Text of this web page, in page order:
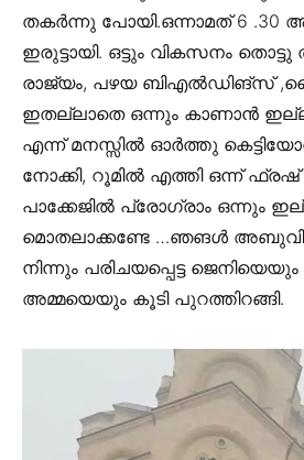
തകർന്നു പോയി.ഒന്നാമത് 6 .30
ഇരുട്ടായി. ഒട്ടും വികസനം തൊട്ടു
രാജ്യം, പഴയ ബിഎൽഡിങ്‌സ്
ഇതല്ലാതെ ഒന്നും കാണാൻ
എന്ന് മനസ്സിൽ ഓർത്തു
നോക്കി, റൂമിൽ എത്തി ഒന്ന്
പാക്കേജിൽ പ്രോഗ്രാം ഒന്നും
മൊതലാക്കണ്ടേ …ഞങൾ
നിന്നും പരിചയപ്പെട്ട
അമ്മയെയും കൂടി പുറത്തിറങ്ങി.